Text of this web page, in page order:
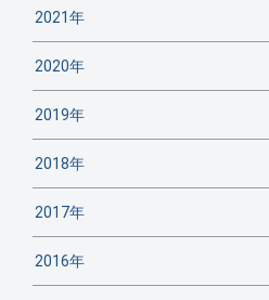
2021年
2020年
2019年
2018年
2017年
2016年